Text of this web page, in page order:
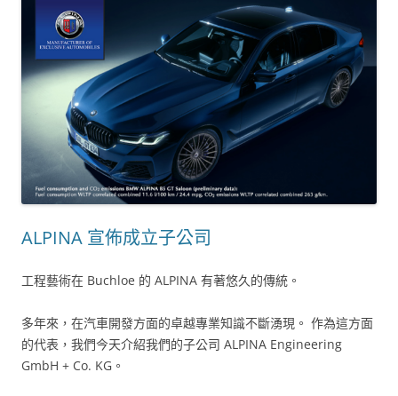
ALPINA 宣佈成立子公司
工程藝術在 Buchloe 的 ALPINA 有著悠久的傳統。
多年來，在汽車開發方面的卓越專業知識不斷湧現。 作為這方面
的代表，我們今天介紹我們的子公司 ALPINA Engineering
GmbH + Co. KG。